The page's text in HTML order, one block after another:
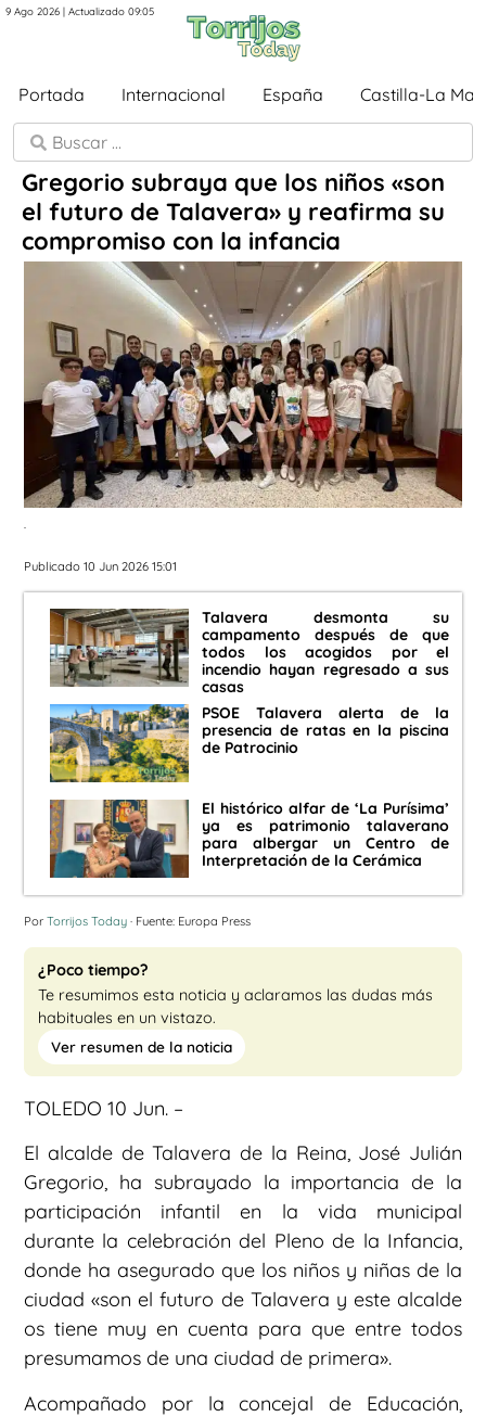
9 Ago 2026 | Actualizado 09:05
Portada Internacional España Castilla-La
Gregorio subraya que los niños «son
el futuro de Talavera» y reafirma su
compromiso con la infancia
.
Publicado 10 Jun 2026 15:01
Talavera desmonta su
campamento después de que
todos los acogidos por el
incendio hayan regresado a sus
casas
PSOE Talavera alerta de la
presencia de ratas en la piscina
de Patrocinio
El histórico alfar de ‘La Purísima’
ya es patrimonio talaverano
para albergar un Centro de
Interpretación de la Cerámica
Por Torrijos Today · Fuente: Europa Press
¿Poco tiempo?
Te resumimos esta noticia y aclaramos las dudas más
habituales en un vistazo.
Ver resumen de la noticia
TOLEDO 10 Jun. –
El alcalde de Talavera de la Reina, José Julián
Gregorio, ha subrayado la importancia de la
participación infantil en la vida municipal
durante la celebración del Pleno de la Infancia,
donde ha asegurado que los niños y niñas de la
ciudad «son el futuro de Talavera y este alcalde
os tiene muy en cuenta para que entre todos
presumamos de una ciudad de primera».
Acompañado por la concejal de Educación,